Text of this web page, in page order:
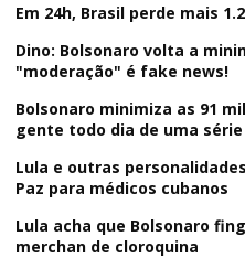
Em 24h, Brasil perde mais
Dino: Bolsonaro volta a
"moderação" é fake news!
Bolsonaro minimiza as 91
gente todo dia de uma série
Lula e outras
Paz para médicos cubanos
Lula acha que Bolsonaro
merchan de cloroquina